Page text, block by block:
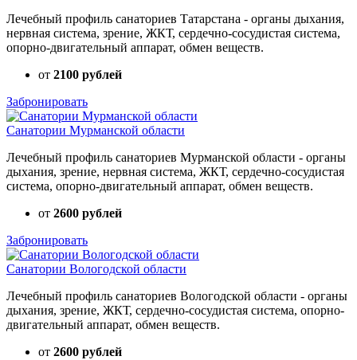
Лечебный профиль санаториев Татарстана - органы дыхания,
нервная система, зрение, ЖКТ, сердечно-сосудистая система,
опорно-двигательный аппарат, обмен веществ.
от 2100 рублей
Забронировать
Санатории Мурманской области
Лечебный профиль санаториев Мурманской области - органы
дыхания, зрение, нервная система, ЖКТ, сердечно-сосудистая
система, опорно-двигательный аппарат, обмен веществ.
от 2600 рублей
Забронировать
Санатории Вологодской области
Лечебный профиль санаториев Вологодской области - органы
дыхания, зрение, ЖКТ, сердечно-сосудистая система, опорно-
двигательный аппарат, обмен веществ.
от 2600 рублей